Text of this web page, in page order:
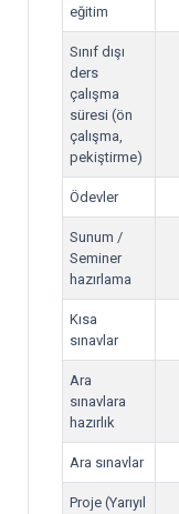
eğitim
Sınıf dışı
ders
çalışma
süresi (ön
çalışma,
pekiştirme)
Ödevler
Sunum /
Seminer
hazırlama
Kısa
sınavlar
Ara
sınavlara
hazırlık
Ara sınavlar
Proje (Yarıyıl